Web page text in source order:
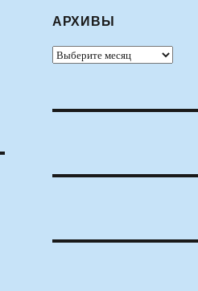
АРХИВЫ
Архивы